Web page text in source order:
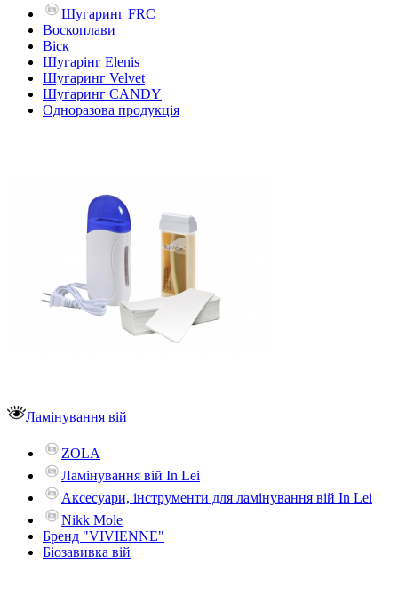
Шугаринг FRC
Воскоплави
Віск
Шугарінг Elenis
Шугаринг Velvet
Шугаринг CANDY
Одноразова продукція
Ламінування вій
ZOLA
Ламінування вій In Lei
Аксесуари, інструменти для ламінування вій In Lei
Nikk Mole
Бренд "VIVIENNE"
Біозавивка вій